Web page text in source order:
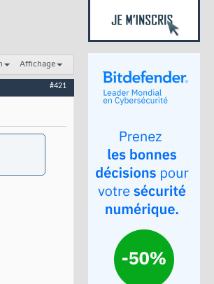
Affichage
#421